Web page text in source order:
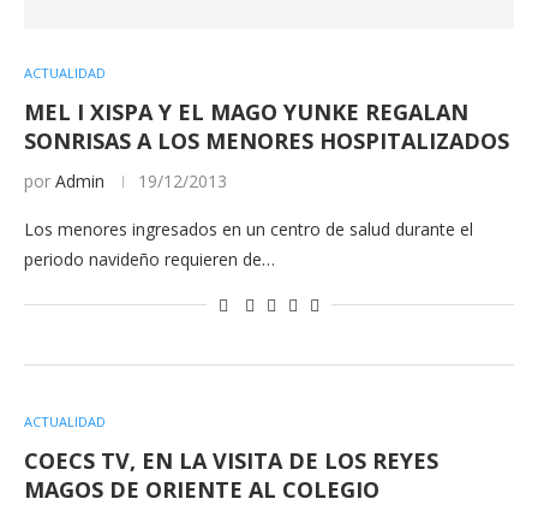
ACTUALIDAD
MEL I XISPA Y EL MAGO YUNKE REGALAN
SONRISAS A LOS MENORES HOSPITALIZADOS
por Admin 19/12/2013
Los menores ingresados en un centro de salud durante el
periodo navideño requieren de…
ACTUALIDAD
COECS TV, EN LA VISITA DE LOS REYES
MAGOS DE ORIENTE AL COLEGIO